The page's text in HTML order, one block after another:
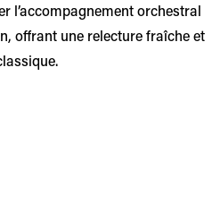
l’accompagnement orchestral
offrant une relecture fraîche et